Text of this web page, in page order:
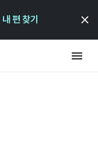
내 편 찾기